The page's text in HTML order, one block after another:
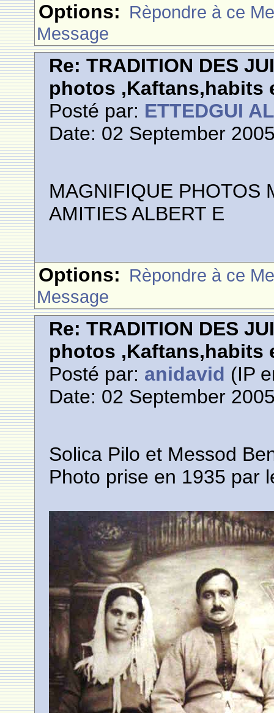
Options: Rèpondre à ce
Message
Re: TRADITION DES
photos ,Kaftans,habits
Posté par: ETTEDGUI
Date: 02 September
MAGNIFIQUE PHOTOS
AMITIES ALBERT E
Options: Rèpondre à ce
Message
Re: TRADITION DES
photos ,Kaftans,habits
Posté par: anidavid (IP
Date: 02 September
Solica Pilo et Messod
Photo prise en 1935 par